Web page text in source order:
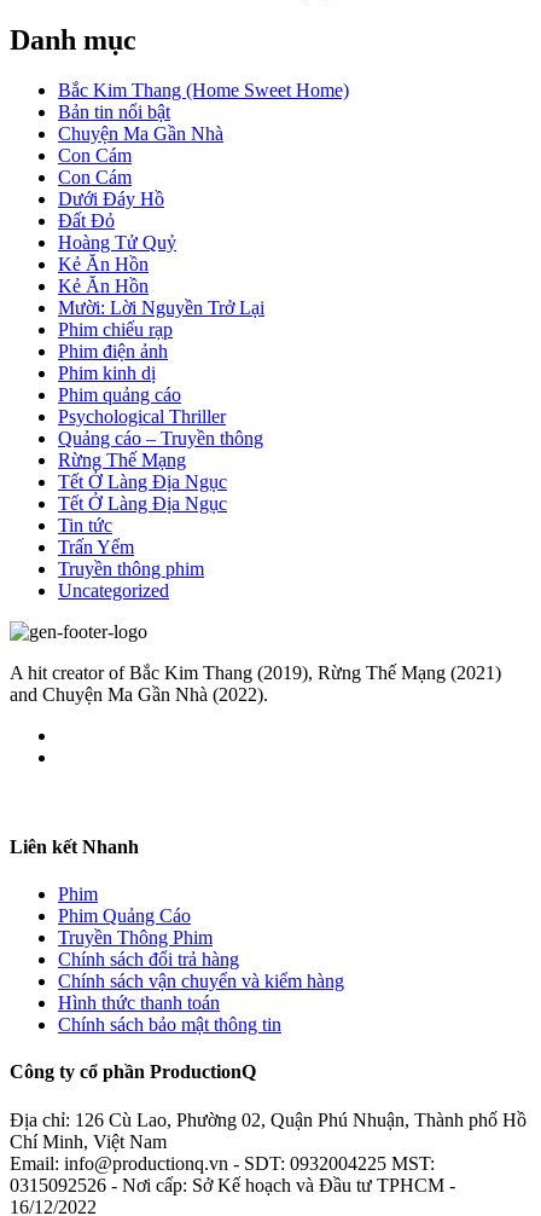
Danh mục
Bắc Kim Thang (Home Sweet Home)
Bản tin nổi bật
Chuyện Ma Gần Nhà
Con Cám
Con Cám
Dưới Đáy Hồ
Đất Đỏ
Hoàng Tử Quỷ
Kẻ Ăn Hồn
Kẻ Ăn Hồn
Mười: Lời Nguyền Trở Lại
Phim chiếu rạp
Phim điện ảnh
Phim kinh dị
Phim quảng cáo
Psychological Thriller
Quảng cáo – Truyền thông
Rừng Thế Mạng
Tết Ở Làng Địa Ngục
Tết Ở Làng Địa Ngục
Tin tức
Trấn Yểm
Truyền thông phim
Uncategorized
A hit creator of Bắc Kim Thang (2019), Rừng Thế Mạng (2021)
and Chuyện Ma Gần Nhà (2022).
Liên kết Nhanh
Phim
Phim Quảng Cáo
Truyền Thông Phim
Chính sách đổi trả hàng
Chính sách vận chuyển và kiểm hàng
Hình thức thanh toán
Chính sách bảo mật thông tin
Công ty cổ phần ProductionQ
Địa chỉ: 126 Cù Lao, Phường 02, Quận Phú Nhuận, Thành phố Hồ
Chí Minh, Việt Nam
Email: info@productionq.vn - SDT: 0932004225 MST:
0315092526 - Nơi cấp: Sở Kế hoạch và Đầu tư TPHCM -
16/12/2022